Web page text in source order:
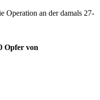
Operation an der damals 27-
Opfer von